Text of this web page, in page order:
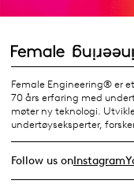
Female Engineering® er
70 års erfaring med
møter ny teknologi.
undertøyseksperter,
Follow us onInstagram